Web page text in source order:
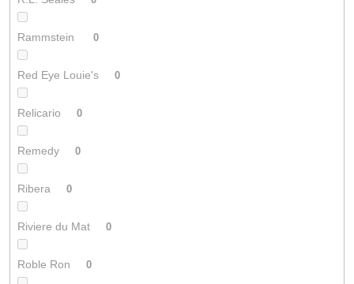
Rammstein 0
Red Eye Louie's 0
Relicario 0
Remedy 0
Ribera 0
Riviere du Mat 0
Roble Ron 0